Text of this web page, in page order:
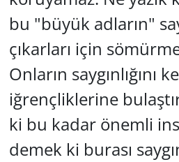
bu "büyük adların"
çıkarları için
Onların saygınlığını
iğrençliklerine
ki bu kadar önemli
demek ki burası